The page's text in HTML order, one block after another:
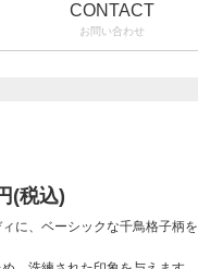
CONTACT
お問い合わせ
(税込)
に、ベーシックな千鳥格子柄を